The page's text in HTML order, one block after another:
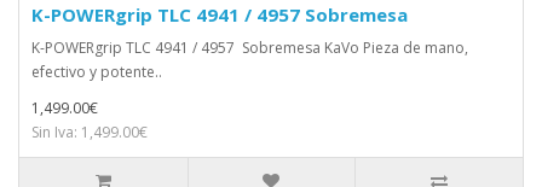
K-POWERgrip TLC 4941 / 4957 Sobremesa
K-POWERgrip TLC 4941 / 4957 Sobremesa KaVo Pieza de mano,
efectivo y potente..
1,499.00€
Sin Iva: 1,499.00€